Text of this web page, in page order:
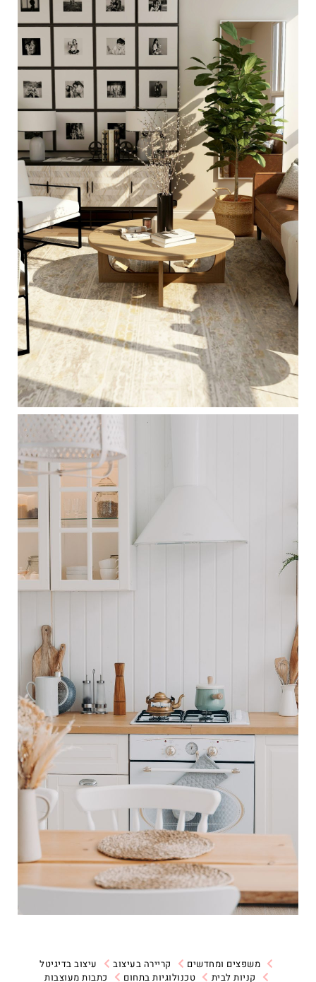
משפצים ומחדשים קריירה בעיצוב
עיצוב בדיגיטל
קניות לבית
טכנולוגיות בתחום כתבות מעוצבות